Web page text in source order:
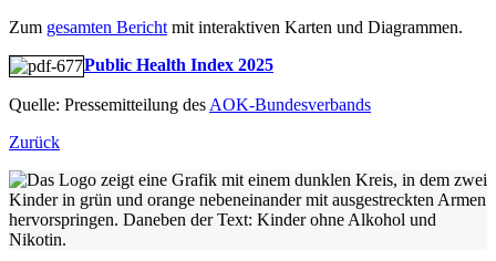
Zum gesamten Bericht mit interaktiven Karten und Diagrammen.
Public Health Index 2025
Quelle: Pressemitteilung des AOK-Bundesverbands
Zurück